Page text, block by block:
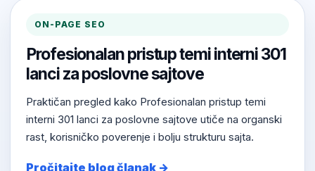
ON-PAGE SEO
Profesionalan pristup temi interni 301
lanci za poslovne sajtove
Praktičan pregled kako Profesionalan pristup temi
interni 301 lanci za poslovne sajtove utiče na organski
rast, korisničko poverenje i bolju strukturu sajta.
Pročitajte blog članak →